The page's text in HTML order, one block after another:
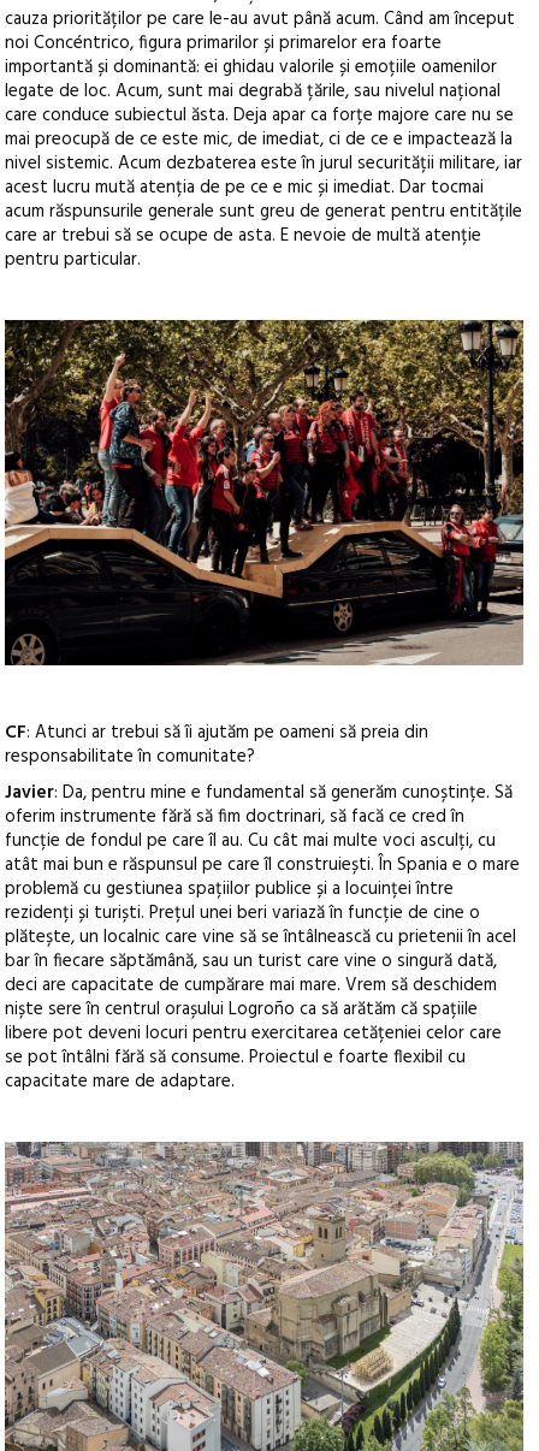
cauza priorităților pe care le-au avut până acum. Când am început
noi Concéntrico, figura primarilor și primarelor era foarte
importantă și dominantă: ei ghidau valorile și emoțiile oamenilor
legate de loc. Acum, sunt mai degrabă țările, sau nivelul național
care conduce subiectul ăsta. Deja apar ca forțe majore care nu se
mai preocupă de ce este mic, de imediat, ci de ce e impactează la
nivel sistemic. Acum dezbaterea este în jurul securității militare, iar
acest lucru mută atenția de pe ce e mic și imediat. Dar tocmai
acum răspunsurile generale sunt greu de generat pentru entitățile
care ar trebui să se ocupe de asta. E nevoie de multă atenție
pentru particular.
CF: Atunci ar trebui să îi ajutăm pe oameni să preia din
responsabilitate în comunitate?
Javier: Da, pentru mine e fundamental să generăm cunoștințe. Să
oferim instrumente fără să fim doctrinari, să facă ce cred în
funcție de fondul pe care îl au. Cu cât mai multe voci asculți, cu
atât mai bun e răspunsul pe care îl construiești. În Spania e o mare
problemă cu gestiunea spațiilor publice și a locuinței între
rezidenți și turiști. Prețul unei beri variază în funcție de cine o
plătește, un localnic care vine să se întâlnească cu prietenii în acel
bar în fiecare săptămână, sau un turist care vine o singură dată,
deci are capacitate de cumpărare mai mare. Vrem să deschidem
niște sere în centrul orașului Logroño ca să arătăm că spațiile
libere pot deveni locuri pentru exercitarea cetățeniei celor care
se pot întâlni fără să consume. Proiectul e foarte flexibil cu
capacitate mare de adaptare.